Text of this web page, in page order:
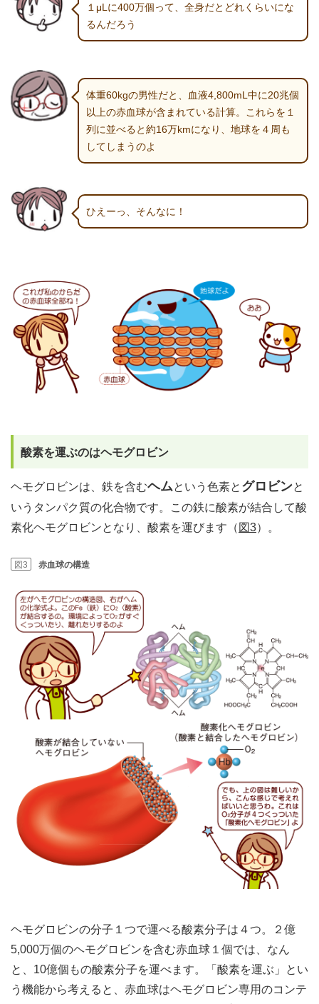
１μLに400万個って、全身だとどれくらいにな
るんだろう
体重60kgの男性だと、血液4,800mL中に20兆個
以上の赤血球が含まれている計算。これらを１
列に並べると約16万kmになり、地球を４周も
してしまうのよ
ひえーっ、そんなに！
酸素を運ぶのはヘモグロビン
ヘモグロビンは、鉄を含むヘムという色素と グロビンと
いうタンパク質の化合物です。この鉄に酸素が結合して酸
素化ヘモグロビンとなり、酸素を運びます（ 図3）。
図3 赤血球の構造
ヘモグロビンの分子１つで運べる酸素分子は４つ。２億
5,000万個のヘモグロビンを含む赤血球１個では、なん
と、10億個もの酸素分子を運べます。「酸素を運ぶ」とい
う機能から考えると、赤血球はヘモグロビン専用のコンテ